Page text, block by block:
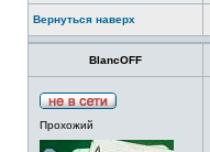
Вернуться наверх
BlancOFF
Прохожий